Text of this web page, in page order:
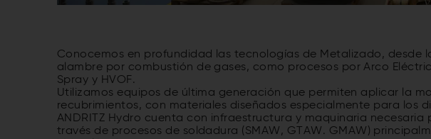
Conocemos en profundidad las tecnologías de Metalizado, desde
alambre por combustión de gases, como procesos por Arco
Spray y HVOF.
Utilizamos equipos de última generación que permiten aplicar la
recubrimientos, con materiales diseñados especialmente para los
ANDRITZ Hydro cuenta con infraestructura y maquinaria
través de procesos de soldadura (SMAW, GTAW. GMAW)